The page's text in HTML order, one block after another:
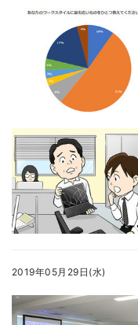
2019年05月29日(水)